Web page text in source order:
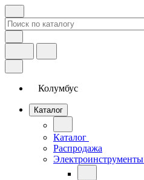
Колумбус
Каталог
Каталог
Распродажа
Электроинструменты